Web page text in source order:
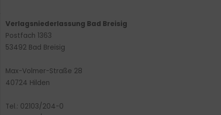
Verlagsniederlassung Bad Breisig
Postfach 1363
53492 Bad Breisig
Max-Volmer-Straße 28
40724 Hilden
Tel.: 02103/204-0